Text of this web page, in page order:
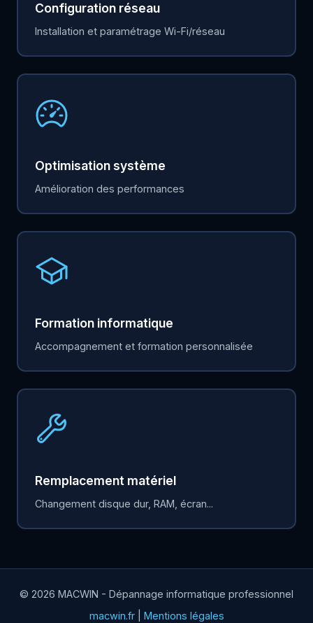
Configuration réseau
Installation et paramétrage Wi-Fi/réseau
Optimisation système
Amélioration des performances
Formation informatique
Accompagnement et formation personnalisée
Remplacement matériel
Changement disque dur, RAM, écran...
© 2026 MACWIN - Dépannage informatique professionnel
macwin.fr| Mentions légales